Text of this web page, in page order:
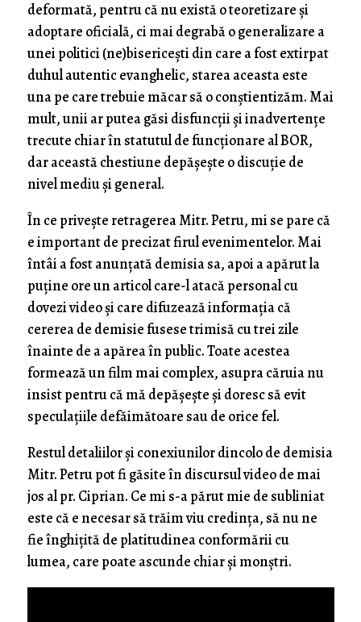
deformată, pentru că nu există o teoretizare și
adoptare oficială, ci mai degrabă o generalizare a
unei politici (ne)bisericești din care a fost extirpat
duhul autentic evanghelic, starea aceasta este
una pe care trebuie măcar să o conștientizăm. Mai
mult, unii ar putea găsi disfuncții și inadvertențe
trecute chiar în statutul de funcționare al BOR,
dar această chestiune depășește o discuție de
nivel mediu și general.
În ce privește retragerea Mitr. Petru, mi se pare că
e important de precizat firul evenimentelor. Mai
întâi a fost anunțată demisia sa, apoi a apărut la
puține ore un articol care-l atacă personal cu
dovezi video și care difuzează informația că
cererea de demisie fusese trimisă cu trei zile
înainte de a apărea în public. Toate acestea
formează un film mai complex, asupra căruia nu
insist pentru că mă depășește și doresc să evit
speculațiile defăimătoare sau de orice fel.
Restul detaliilor și conexiunilor dincolo de demisia
Mitr. Petru pot fi găsite în discursul video de mai
jos al pr. Ciprian. Ce mi s-a părut mie de subliniat
este că e necesar să trăim viu credința, să nu ne
fie înghițită de platitudinea conformării cu
lumea, care poate ascunde chiar și monștri.